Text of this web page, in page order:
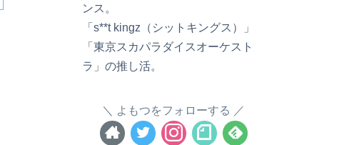
ンス。
「s**t kingz（シットキングス）」
「東京スカパラダイスオーケスト
ラ」の推し活。
よもつをフォローする